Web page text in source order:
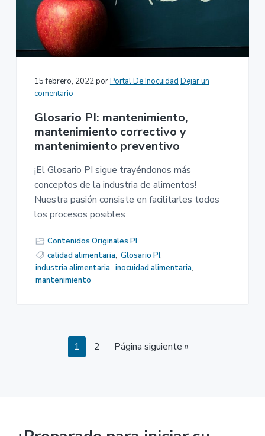
15 febrero, 2022porPortal De Inocuidad Dejar un
comentario
Glosario PI: mantenimiento,
mantenimiento correctivo y
mantenimiento preventivo
¡El Glosario PI sigue trayéndonos más
conceptos de la industria de alimentos!
Nuestra pasión consiste en facilitarles todos
los procesos posibles
Contenidos Originales PI
calidad alimentaria, Glosario PI,
industria alimentaria, inocuidad alimentaria,
mantenimiento
Página
1 Página
2 Página siguiente »